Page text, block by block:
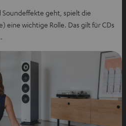
Soundeffekte geht, spielt die
eine wichtige Rolle. Das gilt für CDs